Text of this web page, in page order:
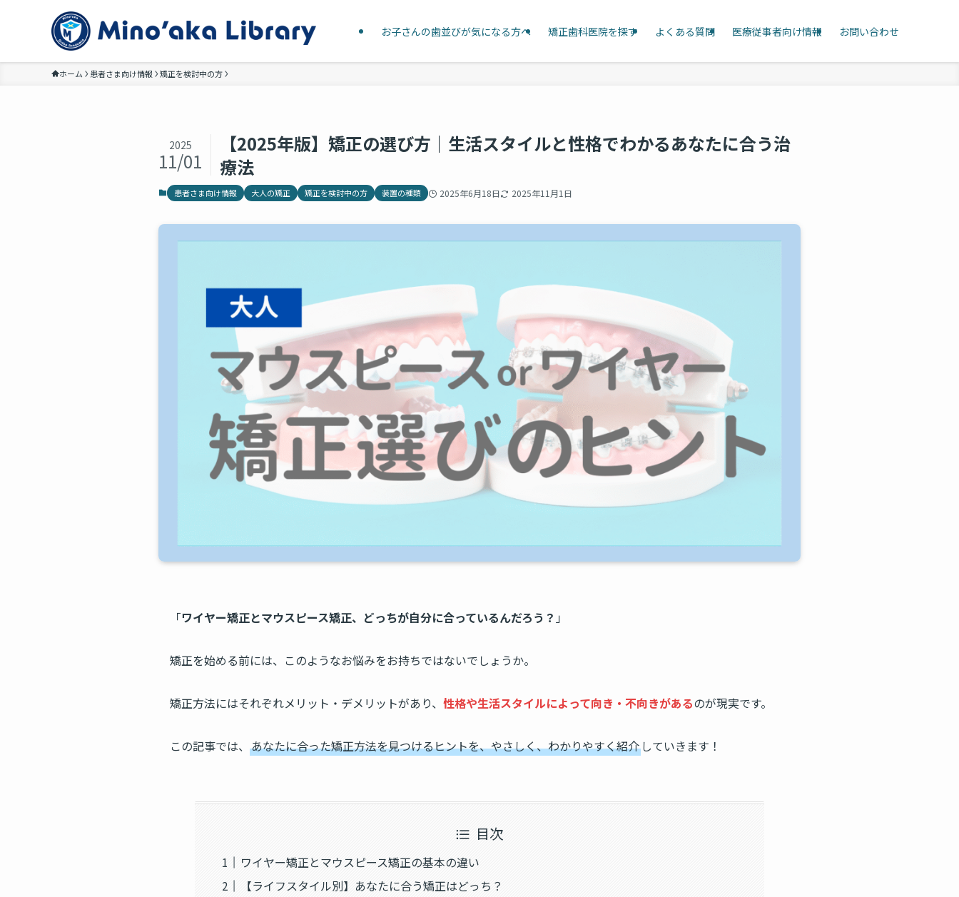
お子さんの歯並びが気になる方へ 矯正歯科医院を探す よくある質問 医療従事者向け情報 お問い合わせ
ホーム 患者さま向け情報 矯正を検討中の方
【2025年版】矯正の選び方｜生活スタイルと性格でわかるあなたに合う治
療法
2025
11/01
患者さま向け情報 大人の矯正 矯正を検討中の方 装置の種類 2025年6月18日 2025年11月1日
「ワイヤー矯正とマウスピース矯正、どっちが自分に合っているんだろう？ 」
矯正を始める前には、このようなお悩みをお持ちではないでしょうか。
矯正方法にはそれぞれメリット・デメリットがあり、 性格や生活スタイルによって向き・不向きがあるのが現実です。
この記事では、 あなたに合った矯正方法を見つけるヒントを、やさしく、わかりやすく紹介 していきます！
目次
ワイヤー矯正とマウスピース矯正の基本の違い
【ライフスタイル別】あなたに合う矯正はどっち？